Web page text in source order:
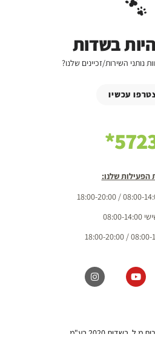
בשדות
נותני השירות/זכיינים שלנו?
עכשיו
הפעילות שלנו:
14:00
בשדות 2020 בע"מ